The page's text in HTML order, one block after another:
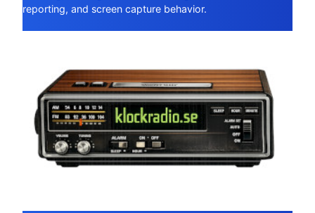
reporting, and screen capture behavior.